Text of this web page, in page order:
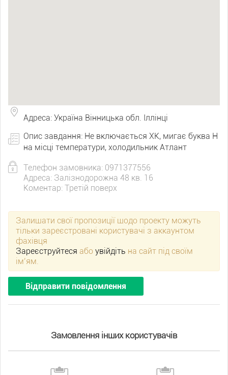
Адреса: Україна Вінницька обл. Іллінці
Опис завдання: Не включається ХК, мигає буква Н
на місці температури, холодильник Атлант
Телефон замовника: 0971377556
Адреса: Залізнодорожна 48 кв. 16
Коментар: Третій поверх
Залишати свої пропозиції щодо проекту можуть
тільки зареєстровані користувачі з аккаунтом
фахівця
Зареєструйтеся або увійдіть на сайт під своїм
ім’ям.
Відправити повідомлення
Замовлення інших користувачів